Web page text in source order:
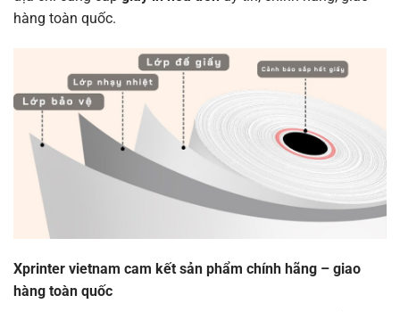
hàng toàn quốc.
Xprinter vietnam cam kết sản phẩm chính hãng – giao
hàng toàn quốc